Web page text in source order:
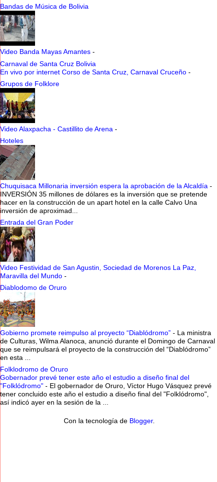
Bandas de Música de Bolivia
Video Banda Mayas Amantes -
Carnaval de Santa Cruz Bolivia
En vivo por internet Corso de Santa Cruz, Carnaval Cruceño -
Grupos de Folklore
Video Alaxpacha - Castillito de Arena -
Hoteles
Chuquisaca Millonaria inversión espera la aprobación de la Alcaldía -
INVERSIÓN 35 millones de dólares es la inversión que se pretende
hacer en la construcción de un apart hotel en la calle Calvo Una
inversión de aproximad...
Entrada del Gran Poder
Video Festividad de San Agustin, Sociedad de Morenos La Paz,
Maravilla del Mundo -
Diablodomo de Oruro
Gobierno promete reimpulso al proyecto “Diablódromo” - La ministra
de Culturas, Wilma Alanoca, anunció durante el Domingo de Carnaval
que se reimpulsará el proyecto de la construcción del “Diablódromo”
en esta ...
Folklodromo de Oruro
Gobernador prevé tener este año el estudio a diseño final del
"Folklódromo" - El gobernador de Oruro, Víctor Hugo Vásquez prevé
tener concluido este año el estudio a diseño final del "Folklódromo",
así indicó ayer en la sesión de la ...
Con la tecnología de Blogger.